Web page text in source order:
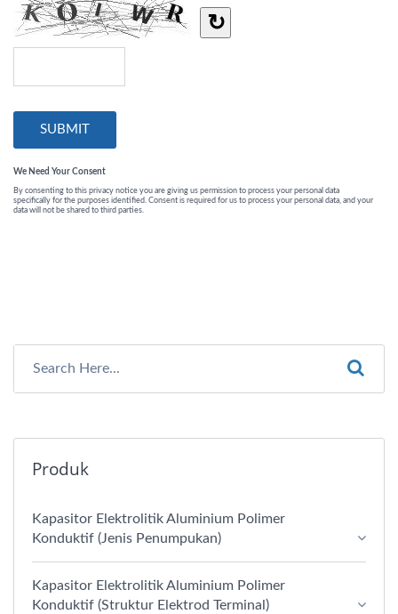
Produk
Kapasitor Elektrolitik Aluminium Polimer
Konduktif (Jenis Penumpukan)
Kapasitor Elektrolitik Aluminium Polimer
Konduktif (Struktur Elektrod Terminal)